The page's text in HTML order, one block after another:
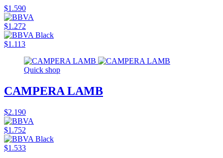
$1.590
$1.272
$1.113
Quick shop
CAMPERA LAMB
$2.190
$1.752
$1.533